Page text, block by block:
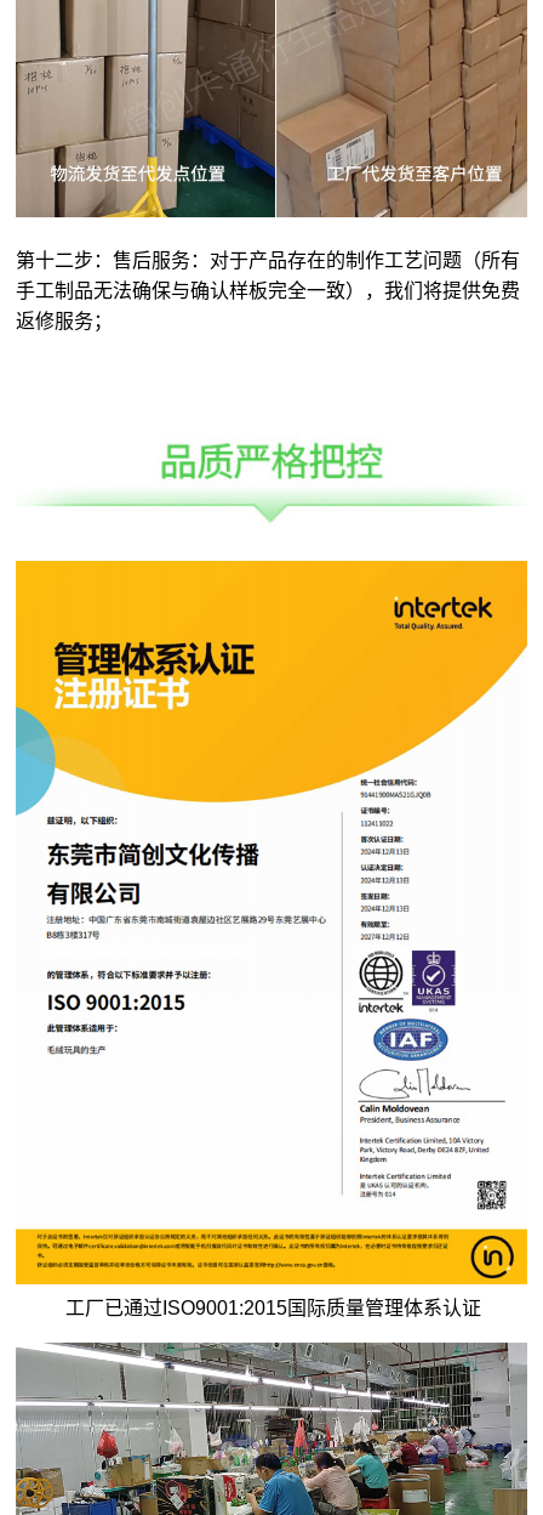
第十二步：售后服务：对于产品存在的制作工艺问题（所有
手工制品无法确保与确认样板完全一致），我们将提供免费
返修服务；
工厂已通过ISO9001:2015国际质量管理体系认证